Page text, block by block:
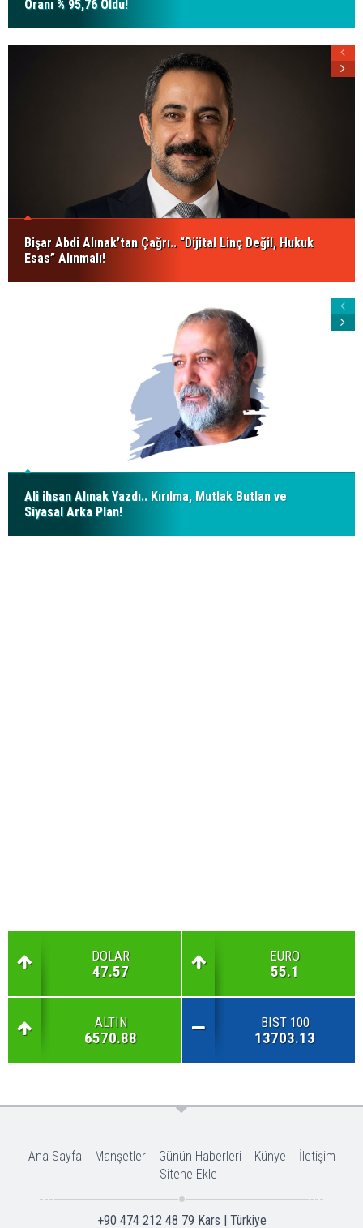
Oranı % 95,76 Oldu!
Bişar Abdi Alınak’tan Çağrı.. “Dijital Linç Değil, Hukuk
Esas” Alınmalı!
Ali ihsan Alınak Yazdı.. Kırılma, Mutlak Butlan ve
Siyasal Arka Plan!
DOLAR
47.57
EURO
55.1
ALTIN
6570.88
BIST 100
13703.13
Ana Sayfa Manşetler Günün Haberleri Künye
İletişim
Sitene Ekle
+90 474 212 48 79 Kars | Türkiye